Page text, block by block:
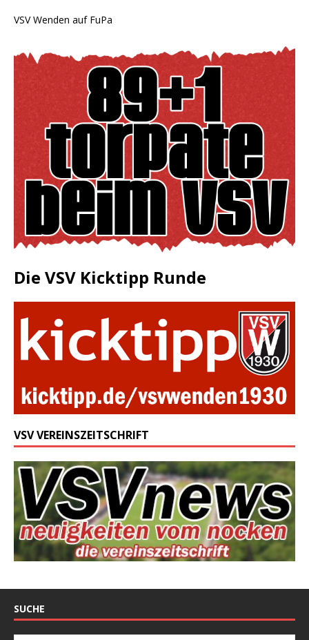
VSV Wenden auf FuPa
Die VSV Kicktipp Runde
VSV VEREINSZEITSCHRIFT
SUCHE